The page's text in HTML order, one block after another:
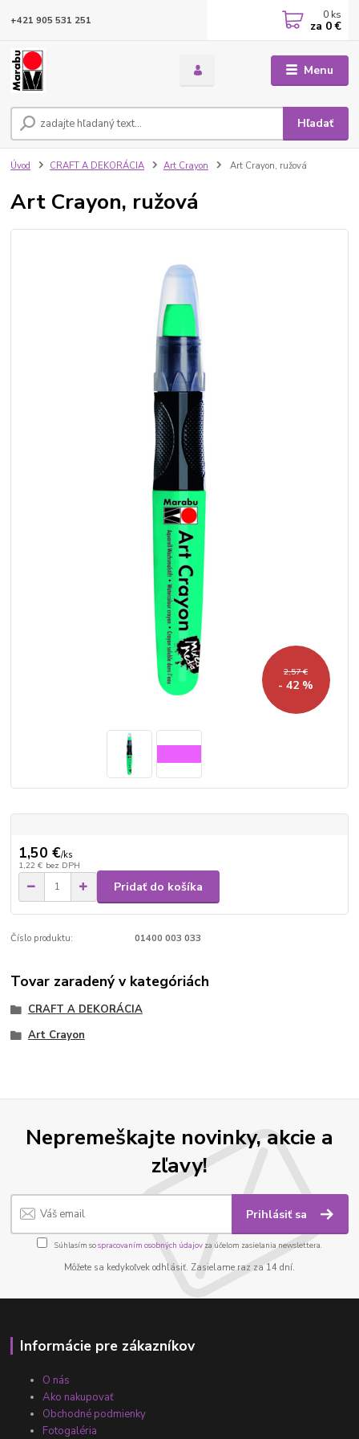
Menu
Hľadať
+421 905 531 251 0 ks
za 0 €
Úvod CRAFT A DEKORÁCIA Art Crayon Art Crayon, ružová
Art Crayon, ružová
2,57 €
- 42 %
1,50 €/ks
1,22 € bez DPH
Pridať do košíka
Číslo produktu: 01400 003 033
Tovar zaradený v kategóriách
CRAFT A DEKORÁCIA
Art Crayon
Nepremeškajte novinky, akcie a
zľavy!
Prihlásiť sa
Súhlasím sospracovaním osobných údajov za účelom zasielania newslettera.
Môžete sa kedykoľvek odhlásiť. Zasielame raz za 14 dní.
Informácie pre zákazníkov
O nás
Ako nakupovať
Obchodné podmienky
Fotogaléria